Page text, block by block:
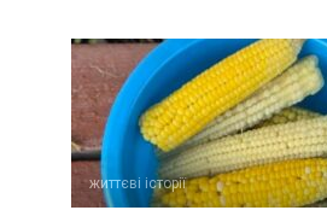
життєві історії